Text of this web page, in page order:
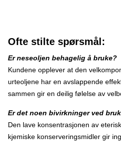
Ofte stilte spørsmål:
Er neseoljen behagelig å bruke?
Kundene opplever at den
urteoljene har en avslappende
sammen gir en deilig følelse av
Er det noen bivirkninger ved
Den lave konsentrasjonen av
kjemiske konserveringsmidler gir